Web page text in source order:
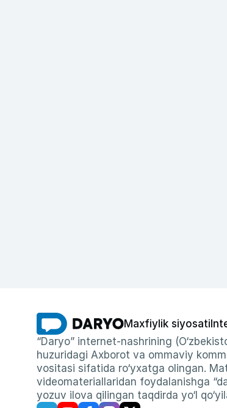
Maxfiylik siyosati
“Daryo” internet-nashrining
huzuridagi Axborot va ommaviy
vositasi sifatida ro‘yxatga olingan.
videomateriallaridan foydalanishga
yozuv ilova qilingan taqdirda yo‘l